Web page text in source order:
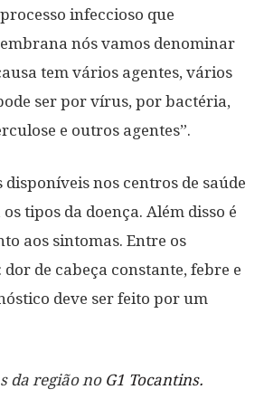
infeccioso que
nós vamos denominar
tem vários agentes, vários
ser por vírus, por bactéria,
e outros agentes”.
nos centros de saúde
tipos da doença. Além disso é
aos sintomas. Entre os
de cabeça constante, febre e
deve ser feito por um
da região no G1 Tocantins.